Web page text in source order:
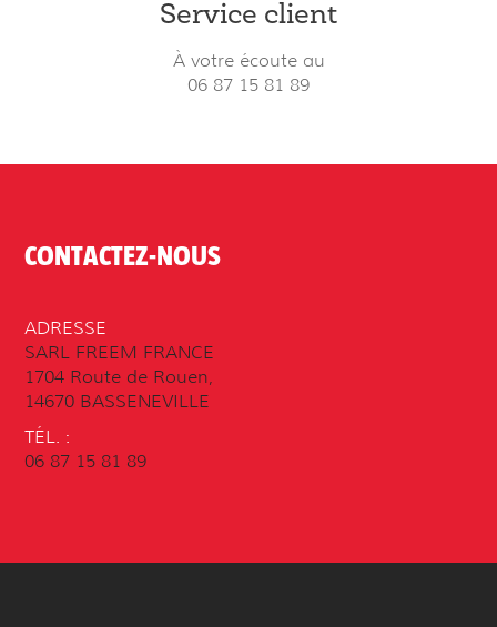
Service client
À votre écoute au
06 87 15 81 89
CONTACTEZ-NOUS
ADRESSE
SARL FREEM FRANCE
1704 Route de Rouen,
14670 BASSENEVILLE
TÉL. :
06 87 15 81 89